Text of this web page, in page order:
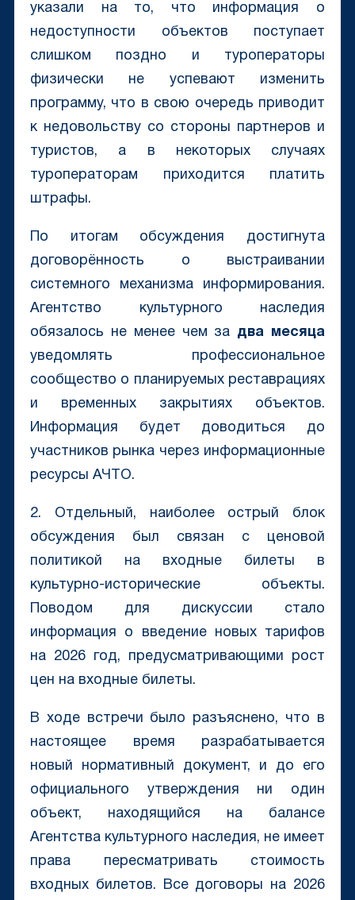
указали на то, что информация о
недоступности объектов поступает
слишком поздно и туроператоры
физически не успевают изменить
программу, что в свою очередь приводит
к недовольству со стороны партнеров и
туристов, а в некоторых случаях
туроператорам приходится платить
штрафы.
По итогам обсуждения достигнута
договорённость о выстраивании
системного механизма информирования.
Агентство культурного наследия
обязалось не менее чем за два месяца
уведомлять профессиональное
сообщество о планируемых реставрациях
и временных закрытиях объектов.
Информация будет доводиться до
участников рынка через информационные
ресурсы АЧТО.
2. Отдельный, наиболее острый блок
обсуждения был связан с ценовой
политикой на входные билеты в
культурно-исторические объекты.
Поводом для дискуссии стало
информация о введение новых тарифов
на 2026 год, предусматривающими рост
цен на входные билеты.
В ходе встречи было разъяснено, что в
настоящее время разрабатывается
новый нормативный документ, и до его
официального утверждения ни один
объект, находящийся на балансе
Агентства культурного наследия, не имеет
права пересматривать стоимость
входных билетов. Все договоры на 2026